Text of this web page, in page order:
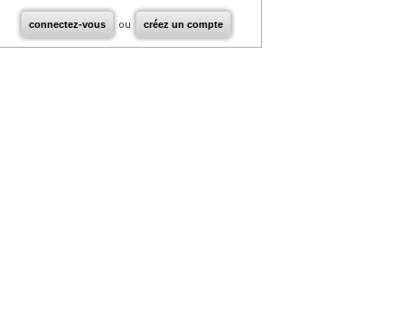
connectez-vous ou créez un compte